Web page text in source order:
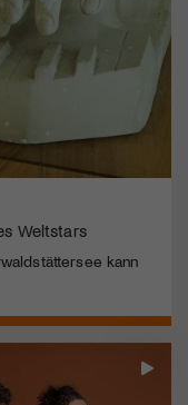
Weltstars
kann